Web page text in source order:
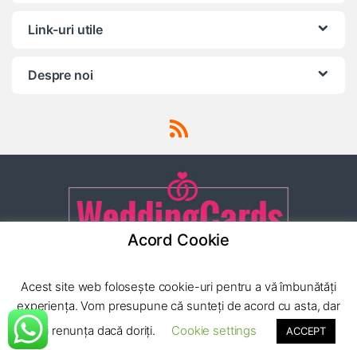
Link-uri utile
Despre noi
24/7!
(0040) 752 222
779
Acord Cookie
Acest site web folosește cookie-uri pentru a vă îmbunătăți
experiența. Vom presupune că sunteți de acord cu asta, dar
puteți renunța dacă doriți.
Cookie settings ACCEPT